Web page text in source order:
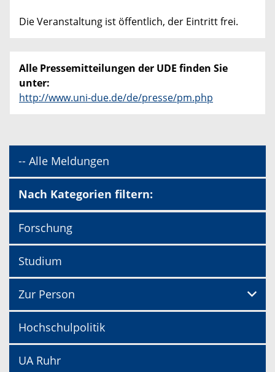
Die Veranstaltung ist öffentlich, der Eintritt frei.
Alle Pressemitteilungen der UDE finden Sie
unter:
http://www.uni-due.de/de/presse/pm.php
-- Alle Meldungen
Nach Kategorien filtern:
Forschung
Studium
Zur Person
Hochschulpolitik
UA Ruhr